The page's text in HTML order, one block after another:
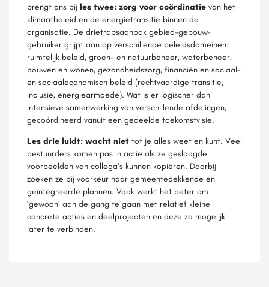
brengt ons bij les twee: zorg voor coördinatie van het
klimaatbeleid en de energietransitie binnen de
organisatie. De drietrapsaanpak gebied-gebouw-
gebruiker grijpt aan op verschillende beleidsdomeinen:
ruimtelijk beleid, groen- en natuurbeheer, waterbeheer,
bouwen en wonen, gezondheidszorg, financiën en sociaal-
en sociaaleconomisch beleid (rechtvaardige transitie,
inclusie, energiearmoede). Wat is er logischer dan
intensieve samenwerking van verschillende afdelingen,
gecoördineerd vanuit een gedeelde toekomstvisie.
Les drie luidt: wacht niet tot je alles weet en kunt. Veel
bestuurders komen pas in actie als ze geslaagde
voorbeelden van collega’s kunnen kopiëren. Daarbij
zoeken ze bij voorkeur naar gemeentedekkende en
geïntegreerde plannen. Vaak werkt het beter om
‘gewoon’ aan de gang te gaan met relatief kleine
concrete acties en deelprojecten en deze zo mogelijk
later te verbinden.